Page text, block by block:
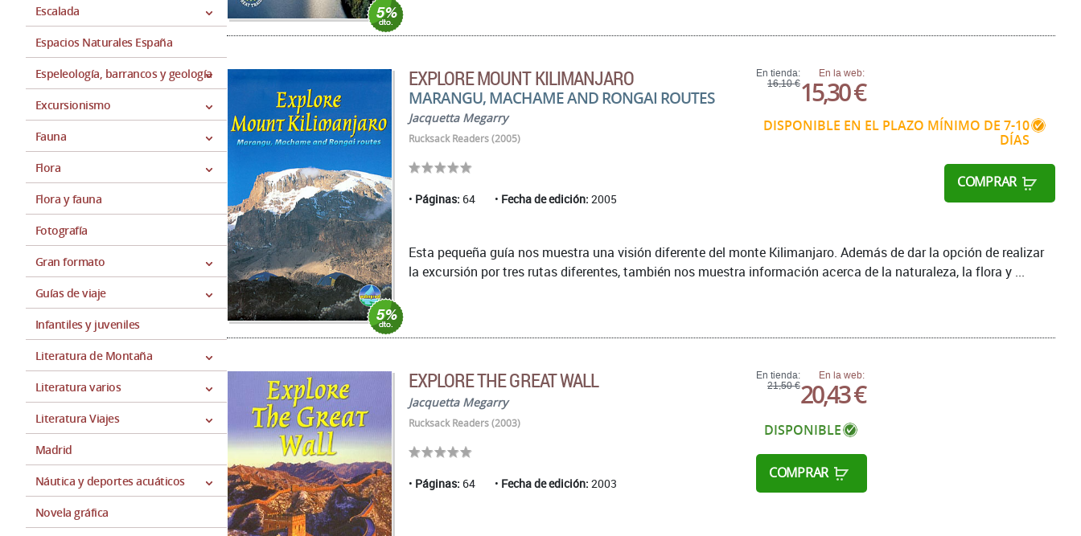
Escalada
Espacios Naturales España
Espeleología, barrancos y geología
Excursionismo
Fauna
Flora
Flora y fauna
Fotografía
Gran formato
Guías de viaje
Infantiles y juveniles
Literatura de Montaña
Literatura varios
Literatura Viajes
Madrid
Náutica y deportes acuáticos
Novela gráfica
EXPLORE MOUNT KILIMANJARO
MARANGU, MACHAME AND RONGAI ROUTES
Jacquetta Megarry
Rucksack Readers (2005)
Páginas: 64 Fecha de edición: 2005
En tienda:
16,10 €
En la web:
15,30 €
DISPONIBLE EN EL PLAZO MÍNIMO DE 7-10
DÍAS
COMPRAR
Esta pequeña guía nos muestra una visión diferente del monte Kilimanjaro. Además de dar la opción de realizar
la excursión por tres rutas diferentes, también nos muestra información acerca de la naturaleza, la flora y ...
EXPLORE THE GREAT WALL
Jacquetta Megarry
Rucksack Readers (2003)
Páginas: 64 Fecha de edición: 2003
En tienda:
21,50 €
En la web:
20,43 €
DISPONIBLE
COMPRAR